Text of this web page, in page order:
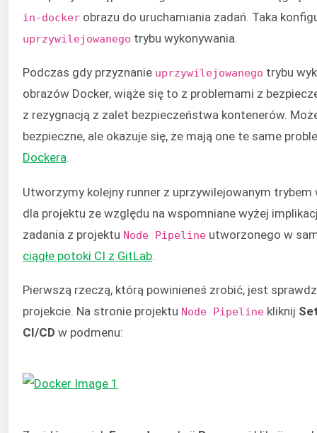
in-docker obrazu do uruchamiania zadań. Taka
uprzywilejowanego trybu wykonywania.
Podczas gdy przyznanie uprzywilejowanego trybu
obrazów Docker, wiąże się to z problemami z
z rezygnacją z zalet bezpieczeństwa kontenerów.
bezpieczne, ale okazuje się, że mają one te same
Dockera.
Utworzymy kolejny runner z uprzywilejowanym
dla projektu ze względu na wspomniane wyżej
zadania z projektu Node Pipeline utworzonego w
ciągłe potoki CI z GitLab
Pierwszą rzeczą, którą powinieneś zrobić, jest
projekcie. Na stronie projektu Node Pipeline kliknij
CI/CD w podmenu: